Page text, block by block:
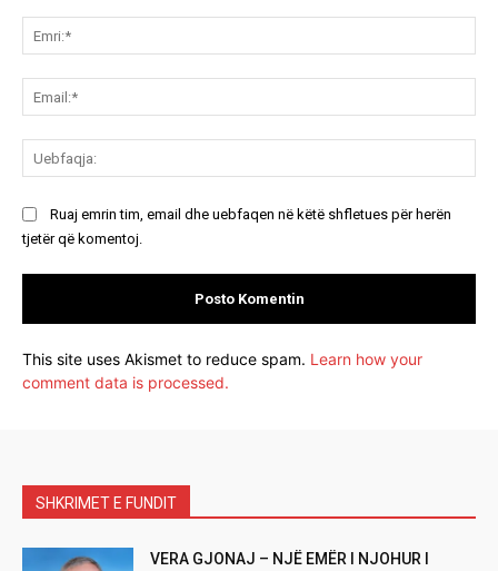
Ruaj emrin tim, email dhe uebfaqen në këtë shfletues për herën
tjetër që komentoj.
This site uses Akismet to reduce spam. Learn how your
comment data is processed.
SHKRIMET E FUNDIT
VERA GJONAJ – NJË EMËR I NJOHUR I